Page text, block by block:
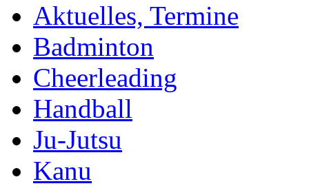
Aktuelles, Termine
Badminton
Cheerleading
Handball
Ju-Jutsu
Kanu